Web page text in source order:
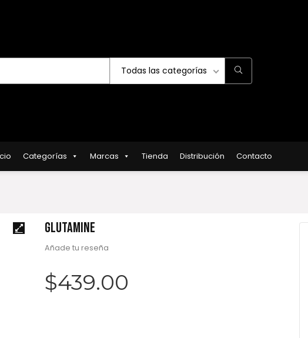
Todas las categorías
Categorías Marcas Tienda Distribución Contacto
GLUTAMINE
Añade tu reseña
$439.00